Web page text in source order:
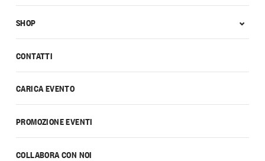
CONTATTI
CARICA EVENTO
PROMOZIONE EVENTI
COLLABORA CON NOI
SHOP